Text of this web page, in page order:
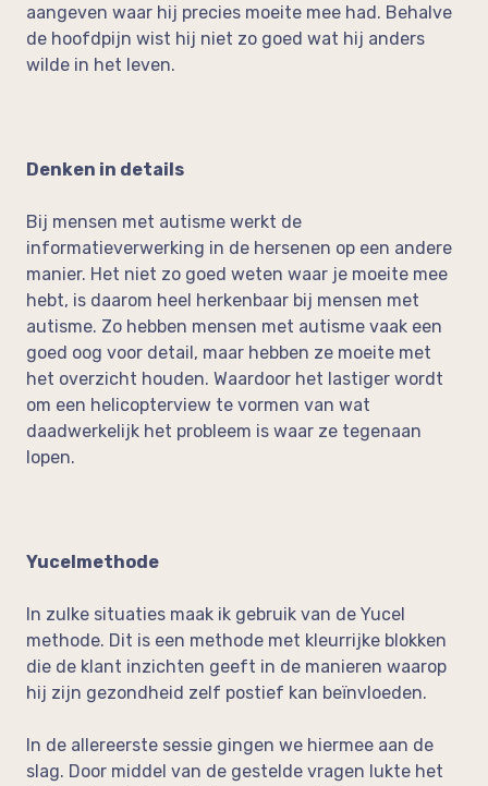
aangeven waar hij precies moeite mee had. Behalve
de hoofdpijn wist hij niet zo goed wat hij anders
wilde in het leven.
Denken in details
Bij mensen met autisme werkt de
informatieverwerking in de hersenen op een andere
manier. Het niet zo goed weten waar je moeite mee
hebt, is daarom heel herkenbaar bij mensen met
autisme. Zo hebben mensen met autisme vaak een
goed oog voor detail, maar hebben ze moeite met
het overzicht houden. Waardoor het lastiger wordt
om een helicopterview te vormen van wat
daadwerkelijk het probleem is waar ze tegenaan
lopen.
Yucelmethode
In zulke situaties maak ik gebruik van de Yucel
methode. Dit is een methode met kleurrijke blokken
die de klant inzichten geeft in de manieren waarop
hij zijn gezondheid zelf postief kan beïnvloeden.
In de allereerste sessie gingen we hiermee aan de
slag. Door middel van de gestelde vragen lukte het